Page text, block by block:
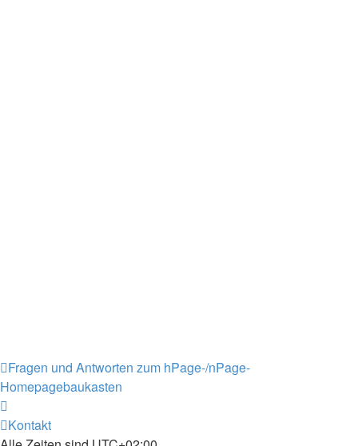
Fragen und Antworten zum hPage-/nPage-
Homepagebaukasten
Kontakt